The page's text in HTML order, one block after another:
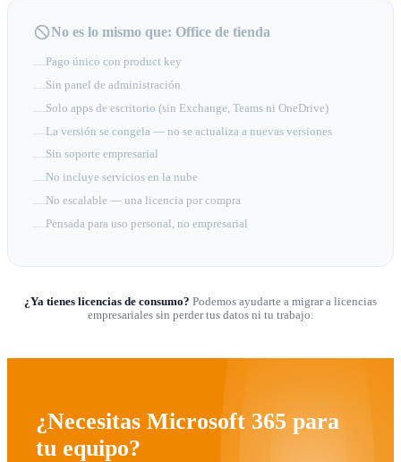
No es lo mismo que: Office de tienda
— Pago único con product key
—Sin panel de administración
—Solo apps de escritorio (sin Exchange, Teams ni OneDrive)
—La versión se congela — no se actualiza a nuevas versiones
—Sin soporte empresarial
—No incluye servicios en la nube
—No escalable — una licencia por compra
—Pensada para uso personal, no empresarial
¿Ya tienes licencias de consumo? Podemos ayudarte a migrar a licencias
empresariales sin perder tus datos ni tu trabajo.
¿Necesitas Microsoft 365 para
tu equipo?